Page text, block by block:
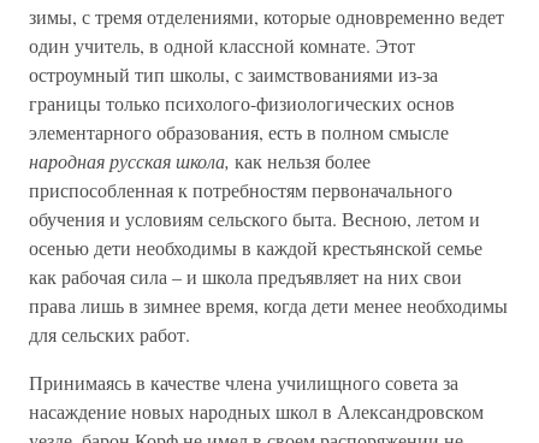
зимы, с тремя отделениями, которые одновременно ведет
один учитель, в одной классной комнате. Этот
остроумный тип школы, с заимствованиями из-за
границы только психолого-физиологических основ
элементарного образования, есть в полном смысле
народная русская школа, как нельзя более
приспособленная к потребностям первоначального
обучения и условиям сельского быта. Весною, летом и
осенью дети необходимы в каждой крестьянской семье
как рабочая сила – и школа предъявляет на них свои
права лишь в зимнее время, когда дети менее необходимы
для сельских работ.
Принимаясь в качестве члена училищного совета за
насаждение новых народных школ в Александровском